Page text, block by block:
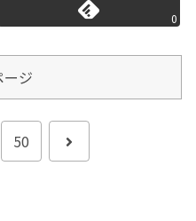
0
ジ
50
次